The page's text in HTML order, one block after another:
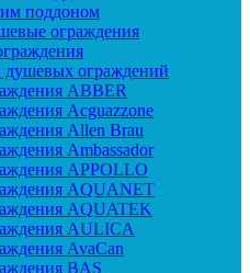
поддоном
ограждения
душевых ограждений
ABBER
Acguazzone
Allen Brau
Ambassador
APPOLLO
AQUANET
AQUATEK
AULICA
AvaCan
BAS